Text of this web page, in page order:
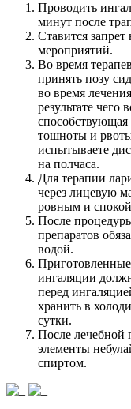
Проводить
минут после
Ставится
мероприятий.
Во время
принять позу
во время
результате чего
тошноты и
испытываете
на полчаса.
Для терапии
через лицевую
ровным и
После
препаратов
водой.
Приготовленные
ингаляции
перед
хранить в
сутки.
После лечебной
элементы
спиртом.